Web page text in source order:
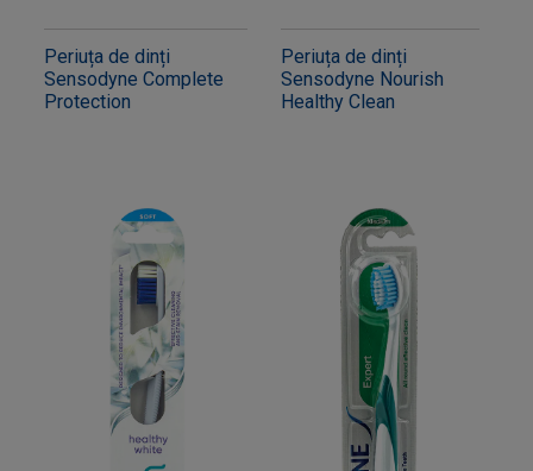
Periuța de dinți
Sensodyne Complete
Protection
Periuța de dinți
Sensodyne Nourish
Healthy Clean